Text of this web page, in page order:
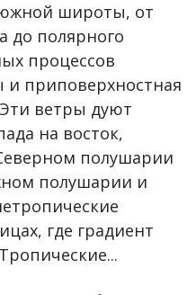
широты, от
до полярного
процессов
приповерхностная
ветры дуют
на восток,
полушарии
полушарии и
где градиент